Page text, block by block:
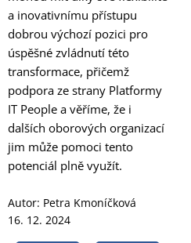
a inovativnímu přístupu
dobrou výchozí pozici pro
úspěšné zvládnutí této
transformace, přičemž
podpora ze strany Platformy
IT People a věříme, že i
dalších oborových organizací
jim může pomoci tento
potenciál plně využít.
Autor: Petra Kmoníčková
16. 12. 2024